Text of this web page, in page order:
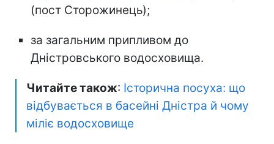
(пост Сторожинець);
за загальним припливом до
Дністровського водосховища.
Читайте також: Історична посуха: що
відбувається в басейні Дністра й чому
міліє водосховище